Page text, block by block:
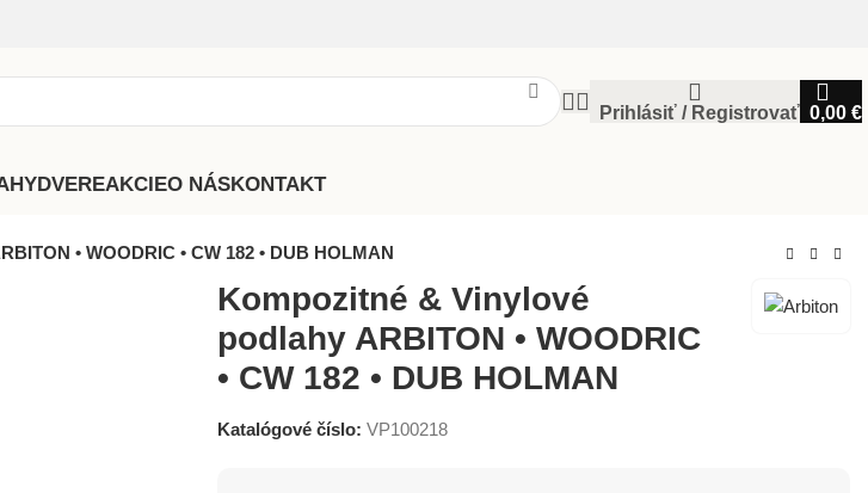
Prihlásiť / Registrovať 0,00 €
DVEREAKCIEO NÁSKONTAKT
• WOODRIC • CW 182 • DUB HOLMAN
Kompozitné & Vinylové
podlahy ARBITON • WOODRIC
• CW 182 • DUB HOLMAN
Katalógové číslo: VP100218